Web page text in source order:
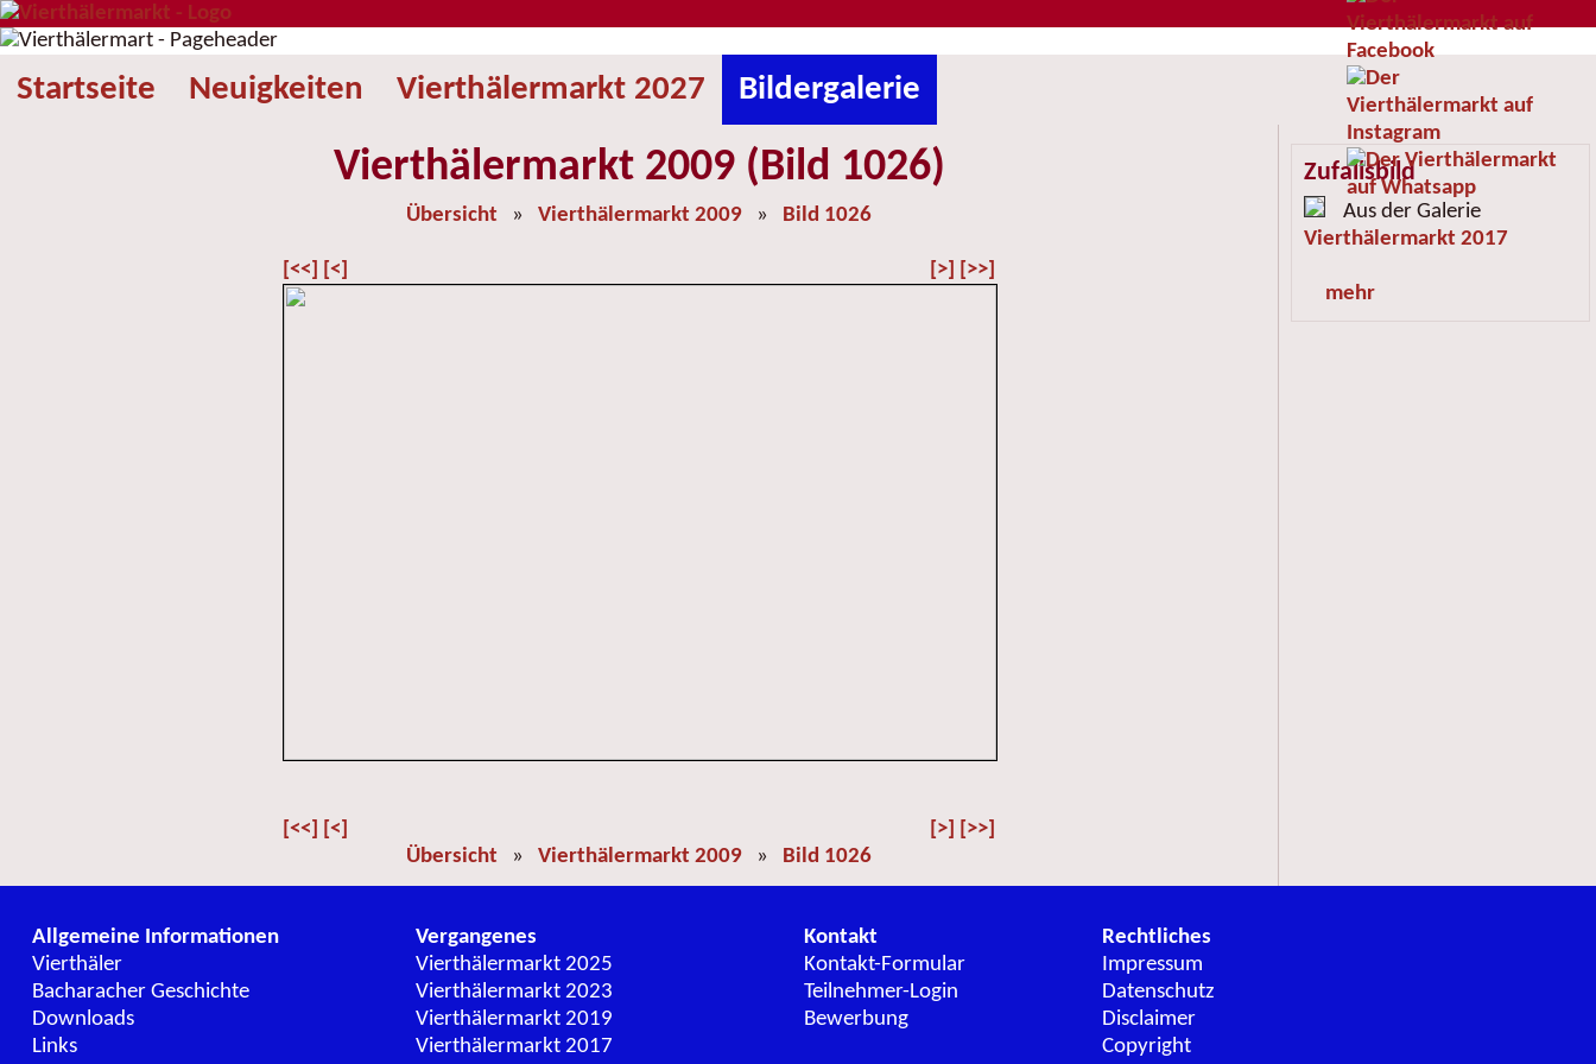
Startseite Neuigkeiten Vierthälermarkt 2027 Bildergalerie
Vierthälermarkt 2009 (Bild 1026)
Übersicht » Vierthälermarkt 2009 » Bild 1026
[<<] [<] [>] [>>]
[<<] [<] [>] [>>]
Übersicht » Vierthälermarkt 2009 » Bild 1026
Zufallsbild
Aus der Galerie
Vierthälermarkt 2017
mehr
Allgemeine Informationen
Vierthäler
Bacharacher Geschichte
Downloads
Links
Vergangenes
Vierthälermarkt 2025
Vierthälermarkt 2023
Vierthälermarkt 2019
Vierthälermarkt 2017
Kontakt
Kontakt-Formular
Teilnehmer-Login
Bewerbung
Rechtliches
Impressum
Datenschutz
Disclaimer
Copyright